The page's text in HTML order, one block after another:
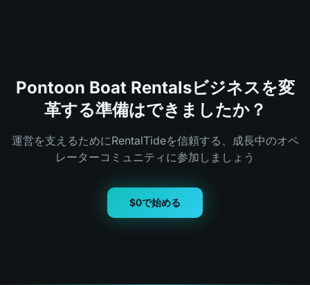
Pontoon Boat Rentalsビジネスを変
革する準備はできましたか？
運営を支えるためにRentalTideを信頼する、成長中のオペ
レーターコミュニティに参加しましょう
$0で始める